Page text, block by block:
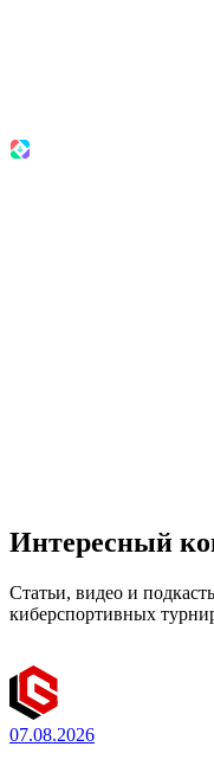
Интересный
Статьи, видео и
киберспортивных
07.08.2026